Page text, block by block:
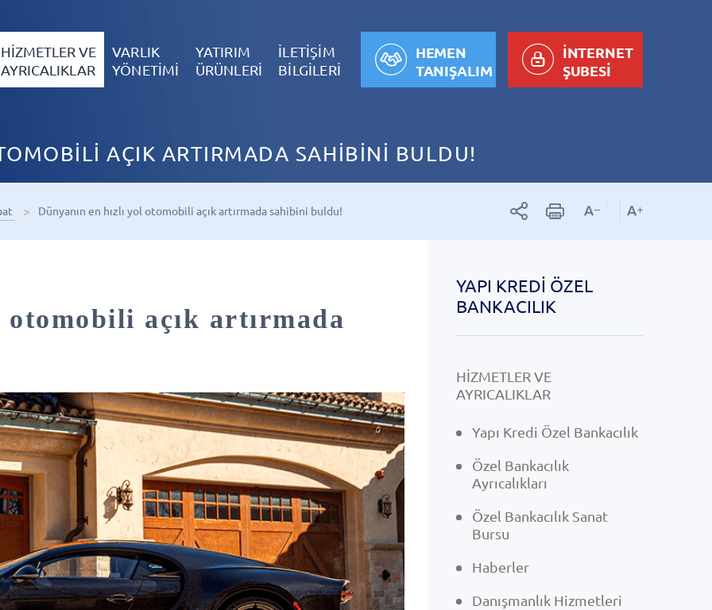
HİZMETLER VE
AYRICALIKLAR
VARLIK
YÖNETİMİ
YATIRIM
ÜRÜNLERİ
İLETİŞİM
BİLGİLERİ
İNTERNET
ŞUBESİ
HEMEN
TANIŞALIM
AÇIK ARTIRMADA SAHİBİNİ BULDU!
Dünyanın en hızlı yol otomobili açık artırmada sahibini buldu!
otomobili açık artırmada
YAPI KREDI ÖZEL
BANKACILIK
HİZMETLER VE
AYRICALIKLAR
Yapı Kredi Özel Bankacılık
Özel Bankacılık
Ayrıcalıkları
Özel Bankacılık Sanat
Bursu
Haberler
Danışmanlık Hizmetleri